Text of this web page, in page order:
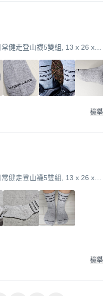
健走登山襪5雙組, 13 x 26 x
檢舉
健走登山襪5雙組, 13 x 26 x
檢舉